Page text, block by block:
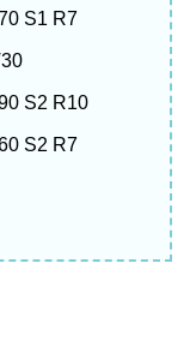
S1 R7
S2 R10
S2 R7